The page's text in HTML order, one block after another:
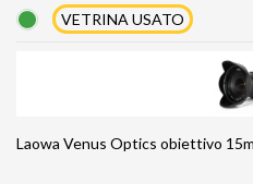
VETRINA USATO